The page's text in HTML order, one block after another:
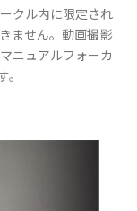
クル内に限定され
ません。動画撮影
ニュアルフォーカ